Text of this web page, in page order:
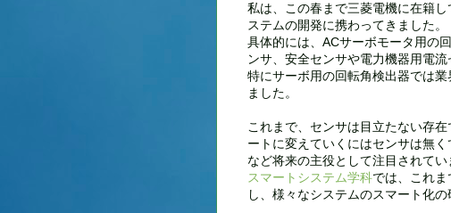
私は、この春まで三菱電機に在籍
ステムの開発に携わってきました。
具体的には、ACサーボモータ用の
ンサ、安全センサや電力機器用電
特にサーボ用の回転角検出器では
ました。
これまで、センサは目立たない存
ートに変えていくにはセンサは無
など将来の主役として注目されてい
スマートシステム学科では、これ
し、様々なシステムのスマート化